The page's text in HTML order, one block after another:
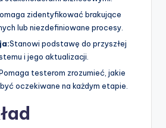
zidentyfikować brakujące
lub niezdefiniowane procesy.
Stanowi podstawę do przyszłej
i jego aktualizacji.
testerom zrozumieć, jakie
oczekiwane na każdym etapie.